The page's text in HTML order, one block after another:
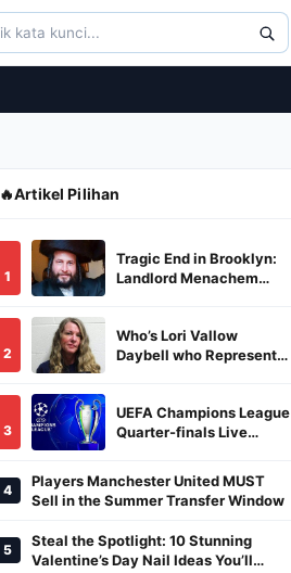
🔥Artikel Pilihan
1
Tragic End in Brooklyn:
Landlord Menachem
Burned in a Dumpster
2
Who’s Lori Vallow
Daybell who Represents
3
UEFA Champions League
Quarter-finals Live
And Where To Watch
4
Players Manchester United MUST
Sell in the Summer Transfer Window
5
Steal the Spotlight: 10 Stunning
Valentine’s Day Nail Ideas You’ll